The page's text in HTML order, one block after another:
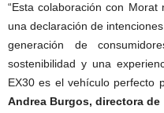
“Esta colaboración con
una declaración de
generación de
sostenibilidad y una
EX30 es el vehículo perfecto
Andrea Burgos, directora